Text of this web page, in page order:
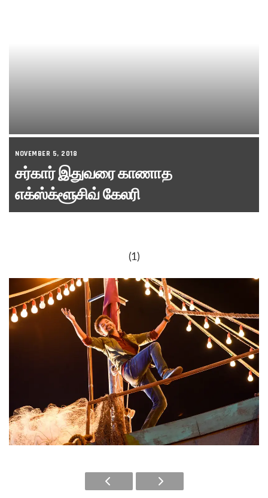
NOVEMBER 5, 2018
சர்கார் இதுவரை காணாத
எக்ஸ்க்ளூசிவ் கேலரி
(1)